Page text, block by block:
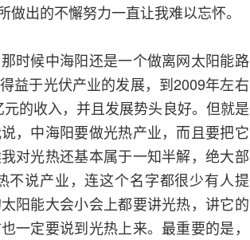
出的不懈努力一直让我难以忘怀。
候中海阳还是一个做离网太阳能路
益于光伏产业的发展，到2009年左右
的收入，并且发展势头良好。但就是
，中海阳要做光热产业，而且要把它
对光热还基本属于一知半解，绝大部
不说产业，连这个名字都很少有人提
阳能大会小会上都要讲光热，讲它的
一定要说到光热上来。最重要的是，